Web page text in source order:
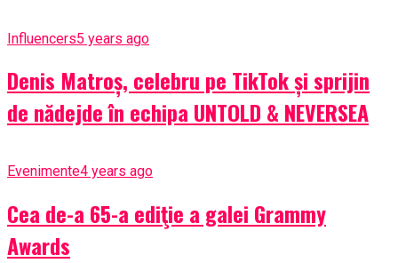
Influencers5 years ago
Denis Matroș, celebru pe TikTok și sprijin
de nădejde în echipa UNTOLD & NEVERSEA
Evenimente4 years ago
Cea de-a 65-a ediţie a galei Grammy
Awards